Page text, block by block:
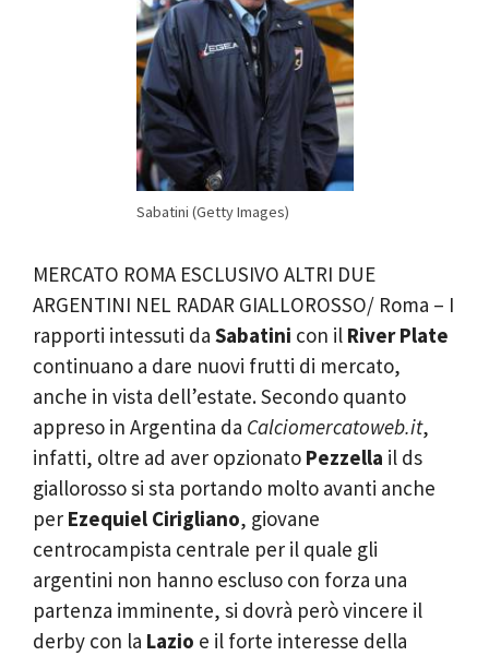
Sabatini (Getty Images)
MERCATO ROMA ESCLUSIVO ALTRI DUE
ARGENTINI NEL RADAR GIALLOROSSO/ Roma – I
rapporti intessuti da Sabatini con il River Plate
continuano a dare nuovi frutti di mercato,
anche in vista dell’estate. Secondo quanto
appreso in Argentina da Calciomercatoweb.it,
infatti, oltre ad aver opzionato Pezzella il ds
giallorosso si sta portando molto avanti anche
per Ezequiel Cirigliano, giovane
centrocampista centrale per il quale gli
argentini non hanno escluso con forza una
partenza imminente, si dovrà però vincere il
derby con la Lazio e il forte interesse della